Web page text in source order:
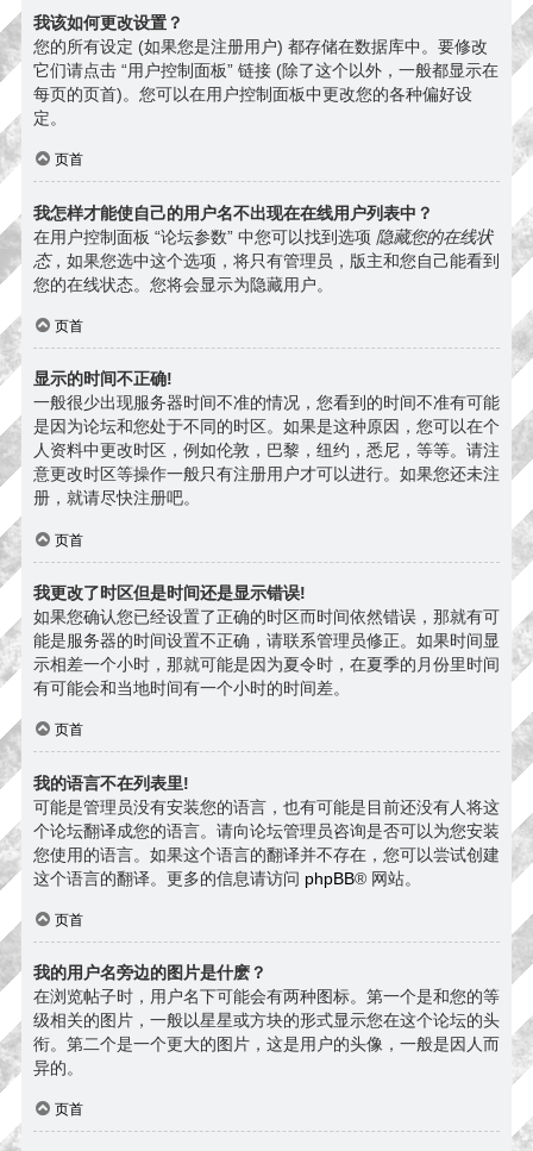
我该如何更改设置？
您的所有设定 (如果您是注册用户) 都存储在数据库中。要修改
它们请点击 “用户控制面板” 链接 (除了这个以外，一般都显示在
每页的页首)。您可以在用户控制面板中更改您的各种偏好设
定。
页首
我怎样才能使自己的用户名不出现在在线用户列表中？
在用户控制面板 “论坛参数” 中您可以找到选项 隐藏您的在线状
态，如果您选中这个选项，将只有管理员，版主和您自己能看到
您的在线状态。您将会显示为隐藏用户。
页首
显示的时间不正确!
一般很少出现服务器时间不准的情况，您看到的时间不准有可能
是因为论坛和您处于不同的时区。如果是这种原因，您可以在个
人资料中更改时区，例如伦敦，巴黎，纽约，悉尼，等等。请注
意更改时区等操作一般只有注册用户才可以进行。如果您还未注
册，就请尽快注册吧。
页首
我更改了时区但是时间还是显示错误!
如果您确认您已经设置了正确的时区而时间依然错误，那就有可
能是服务器的时间设置不正确，请联系管理员修正。如果时间显
示相差一个小时，那就可能是因为夏令时，在夏季的月份里时间
有可能会和当地时间有一个小时的时间差。
页首
我的语言不在列表里!
可能是管理员没有安装您的语言，也有可能是目前还没有人将这
个论坛翻译成您的语言。请向论坛管理员咨询是否可以为您安装
您使用的语言。如果这个语言的翻译并不存在，您可以尝试创建
这个语言的翻译。更多的信息请访问 phpBB® 网站。
页首
我的用户名旁边的图片是什麽？
在浏览帖子时，用户名下可能会有两种图标。第一个是和您的等
级相关的图片，一般以星星或方块的形式显示您在这个论坛的头
衔。第二个是一个更大的图片，这是用户的头像，一般是因人而
异的。
页首